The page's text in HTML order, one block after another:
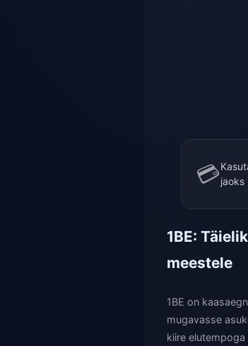
💳jaoks
1BE:
meestele
1BE on
mugavasse
kiire